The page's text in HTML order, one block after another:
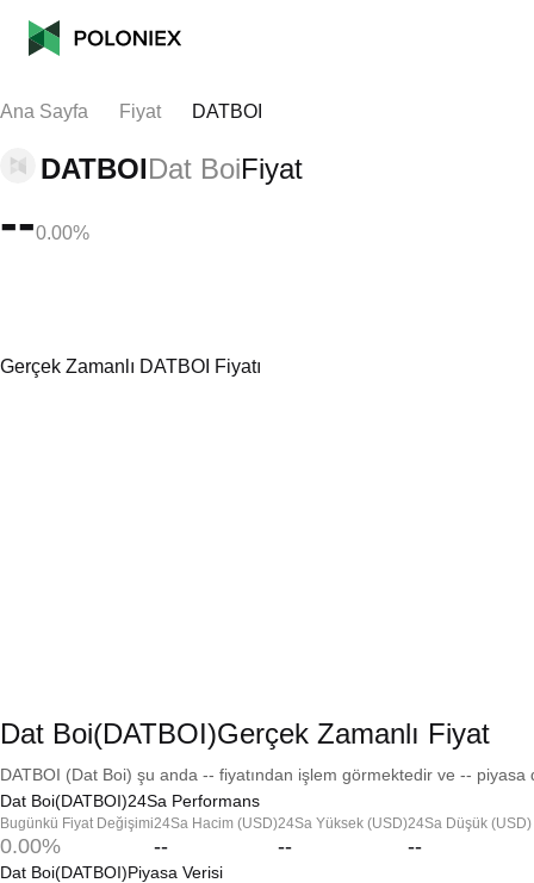
Ana Sayfa Fiyat DATBOI
DATBOIDat BoiFiyat
--0.00%
Gerçek Zamanlı DATBOI Fiyatı
Dat Boi(DATBOI)Gerçek Zamanlı Fiyat
DATBOI (Dat Boi) şu anda -- fiyatından işlem görmektedir ve -- piyasa
Dat Boi(DATBOI)24Sa Performans
Bugünkü Fiyat Değişimi
0.00%
24Sa Hacim (USD)
--
24Sa Yüksek (USD)
--
24Sa Düşük (USD)
--
Dat Boi(DATBOI)Piyasa Verisi